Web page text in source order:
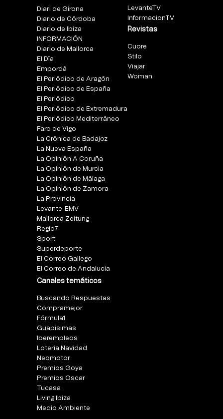
Diari de Girona
Diario de Córdoba
Diario de Ibiza
INFORMACIÓN
Diario de Mallorca
El Día
Empordà
El Periódico de Aragón
El Periódico de España
El Periódico
El Periódico de Extremadura
El Periódico Mediterráneo
Faro de Vigo
La Crónica de Badajoz
La Nueva España
La Opinión A Coruña
La Opinión de Murcia
La Opinión de Málaga
La Opinión de Zamora
La Provincia
Levante-EMV
Mallorca Zeitung
Regio7
Sport
Superdeporte
El Correo Gallego
El Correo de Andalucia
Canales temáticos
Buscando Respuestas
Compramejor
Fórmula1
Guapisimas
Iberempleos
Loteria Navidad
Neomotor
Premios Goya
Premios Oscar
Tucasa
Living Ibiza
Medio Ambiente
LevanteTV
InformacionTV
Revistas
Cuore
Stilo
Viajar
Woman